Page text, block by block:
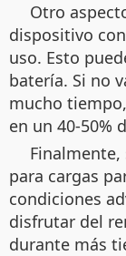
Otro
dispositivo
uso. Esto
batería. Si no
mucho
en un 40-50%
para cargas
condiciones
disfrutar del
durante más